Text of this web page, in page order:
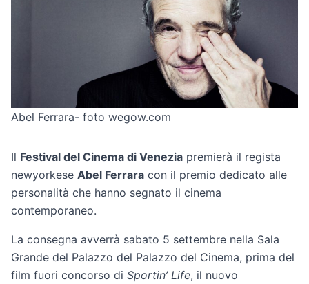
Abel Ferrara- foto wegow.com
Il Festival del Cinema di Venezia premierà il regista
newyorkese Abel Ferrara con il premio dedicato alle
personalità che hanno segnato il cinema
contemporaneo.
La consegna avverrà sabato 5 settembre nella Sala
Grande del Palazzo del Palazzo del Cinema, prima del
film fuori concorso di Sportin’ Life, il nuovo